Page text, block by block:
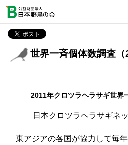
世界一斉個体数調査（
2011年クロツラヘラサギ世界
日本クロツラヘラサギネ
東アジアの各国が協力して毎